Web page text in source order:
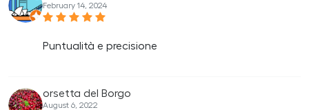
February 14, 2024
Puntualità e precisione
orsetta del Borgo
August 6, 2022